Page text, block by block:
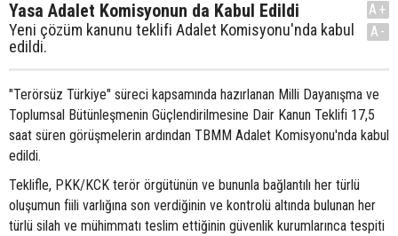
Yasa Adalet Komisyonun da Kabul Edildi
Yeni çözüm kanunu teklifi Adalet Komisyonu'nda kabul
edildi.
A+
A-
"Terörsüz Türkiye" süreci kapsamında hazırlanan Milli Dayanışma ve
Toplumsal Bütünleşmenin Güçlendirilmesine Dair Kanun Teklifi 17,5
saat süren görüşmelerin ardından TBMM Adalet Komisyonu'nda kabul
edildi.
Teklifle, PKK/KCK terör örgütünün ve bununla bağlantılı her türlü
oluşumun fiili varlığına son verdiğinin ve kontrolü altında bulunan her
türlü silah ve mühimmatı teslim ettiğinin güvenlik kurumlarınca tespiti